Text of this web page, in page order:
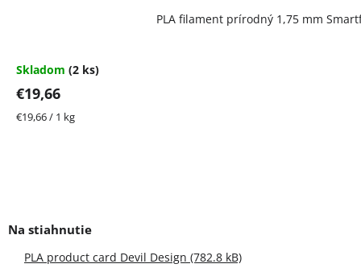
PLA filament prírodný 1,75 mm
Skladom (2 ks)
€19,66
Jednotková
€19,66 / 1 kg
PLA product card Devil Design (782.8 kB)